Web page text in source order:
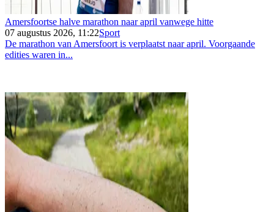
Amersfoortse halve marathon naar april vanwege hitte
07 augustus 2026, 11:22Sport
De marathon van Amersfoort is verplaatst naar april. Voorgaande
edities waren in...